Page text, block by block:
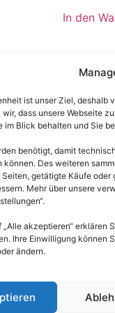
ist unser Ziel, deshalb
dass unsere Webseite
im Blick behalten und Sie
benötigt, damit
können. Des weiteren
getätigte Käufe
Mehr über unsere
akzeptieren“ erklären
Ihre Einwilligung können
ändern.
In den